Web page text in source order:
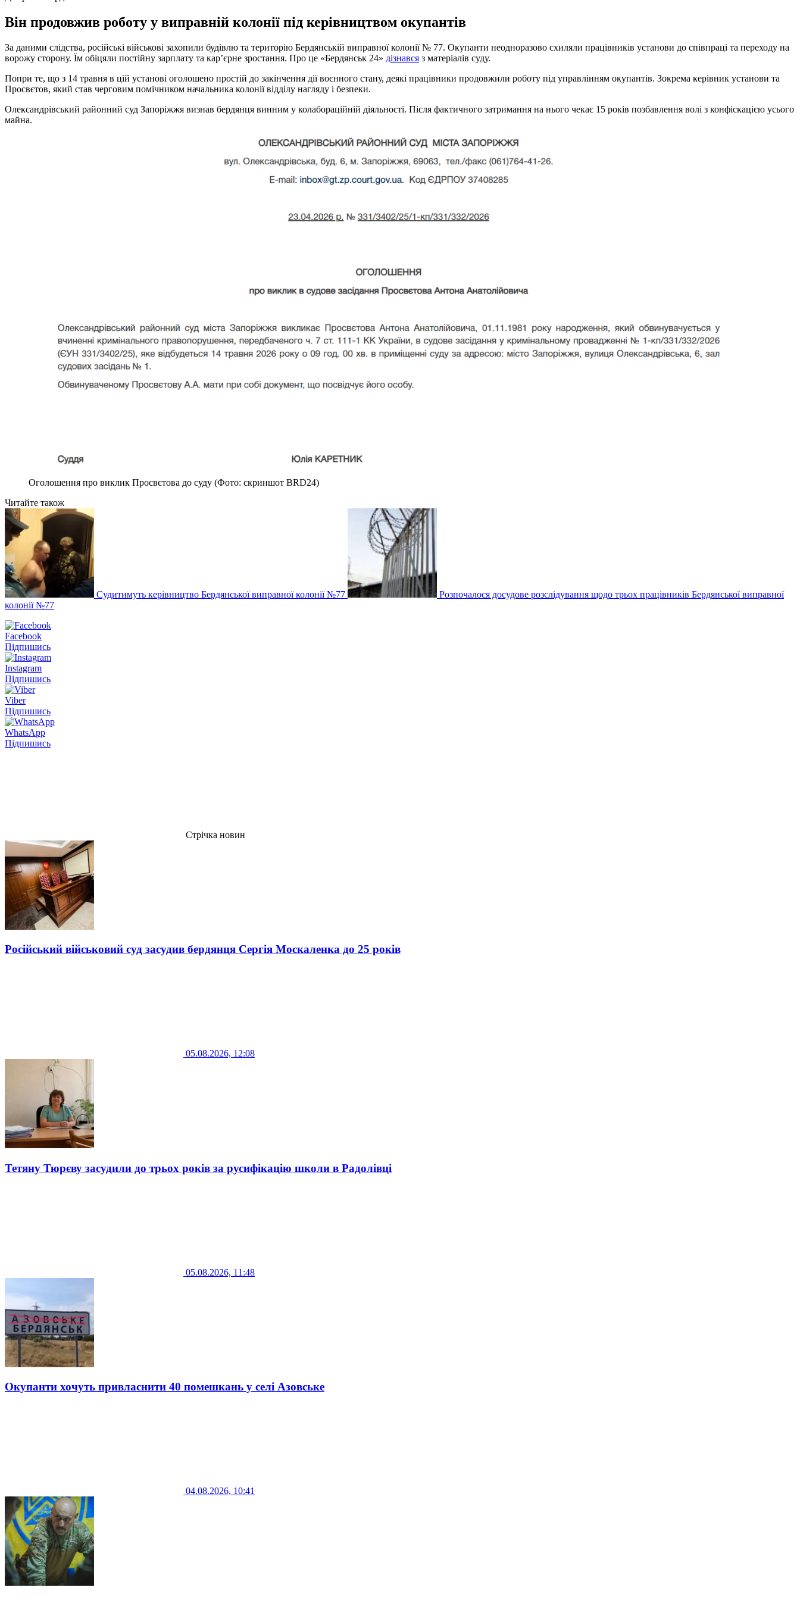
Він продовжив роботу у виправній колонії під керівництвом окупантів
За даними слідства, російські військові захопили будівлю та територію Бердянській виправної колонії № 77. Окупанти неодноразово схиляли працівників установи до співпраці та переходу на
ворожу сторону. Їм обіцяли постійну зарплату та кар’єрне зростання. Про це «Бердянськ 24» дізнався з матеріалів суду.
Попри те, що з 14 травня в цій установі оголошено простій до закінчення дії воєнного стану, деякі працівники продовжили роботу під управлінням окупантів. Зокрема керівник установи та
Просвєтов, який став черговим помічником начальника колонії відділу нагляду і безпеки.
Олександрівський районний суд Запоріжжя визнав бердянця винним у колабораційній діяльності. Після фактичного затримання на нього чекає 15 років позбавлення волі з конфіскацією усього
майна.
Оголошення про виклик Просвєтова до суду (Фото: скриншот BRD24)
Читайте також
Судитимуть керівництво Бердянської виправної колонії №77
Розпочалося досудове розслідування щодо трьох працівників Бердянської виправної
колонії №77
Facebook
Підпишись
Instagram
Підпишись
Viber
Підпишись
WhatsApp
Підпишись
Стрічка новин
Російський військовий суд засудив бердянця Сергія Москаленка до 25 років
05.08.2026, 12:08
Тетяну Тюрєву засудили до трьох років за русифікацію школи в Радолівці
05.08.2026, 11:48
Окупанти хочуть привласнити 40 помешкань у селі Азовське
04.08.2026, 10:41